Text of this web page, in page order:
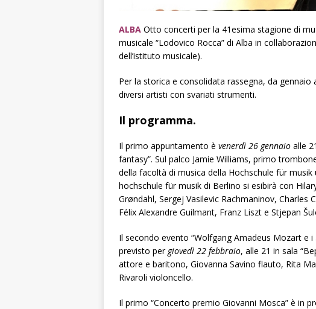
ALBA Otto concerti per la 41esima stagione di
musicale “Lodovico Rocca” di Alba in
dell’istituto musicale).
Per la storica e consolidata rassegna, da
diversi artisti con svariati strumenti.
Il programma.
Il primo appuntamento è venerdì 26 gennaio alle
fantasy”. Sul palco Jamie Williams, primo
della facoltà di musica della Hochschule für
hochschule für musik di Berlino si esibirà con
Grøndahl, Sergej Vasilevic Rachmaninov, Charles
Félix Alexandre Guilmant, Franz Liszt e Stjepan
Il secondo evento “Wolfgang Amadeus Mozart e
previsto per giovedì 22 febbraio, alle 21 in sala
attore e baritono, Giovanna Savino flauto, Rita
Rivaroli violoncello.
Il primo “Concerto premio Giovanni Mosca” è in